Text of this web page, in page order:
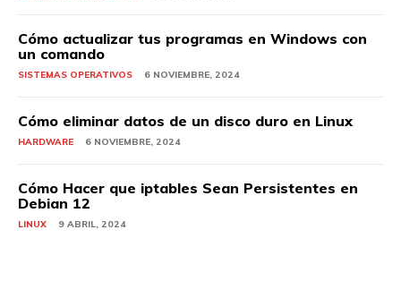
Cómo actualizar tus programas en Windows con
un comando
SISTEMAS OPERATIVOS 6 NOVIEMBRE, 2024
Cómo eliminar datos de un disco duro en Linux
HARDWARE 6 NOVIEMBRE, 2024
Cómo Hacer que iptables Sean Persistentes en
Debian 12
LINUX 9 ABRIL, 2024